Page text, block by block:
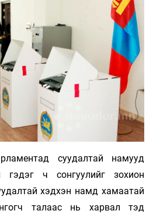
суудалтай намууд
гэдэг ч сонгуулийг зохион
хэдхэн намд хамаатай
талаас нь харвал тэд